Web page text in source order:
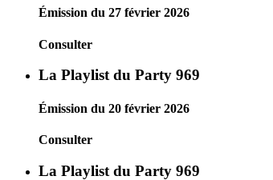
Émission du 27 février 2026
Consulter
La Playlist du Party 969
Émission du 20 février 2026
Consulter
La Playlist du Party 969